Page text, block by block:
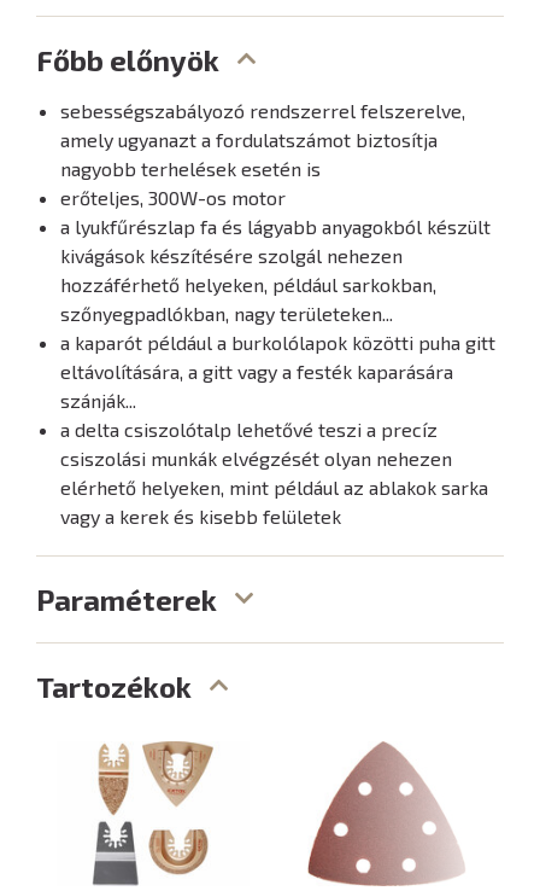
Főbb előnyök
sebességszabályozó rendszerrel felszerelve,
amely ugyanazt a fordulatszámot biztosítja
nagyobb terhelések esetén is
erőteljes, 300W-os motor
a lyukfűrészlap fa és lágyabb anyagokból készült
kivágások készítésére szolgál nehezen
hozzáférhető helyeken, például sarkokban,
szőnyegpadlókban, nagy területeken...
a kaparót például a burkolólapok közötti puha gitt
eltávolítására, a gitt vagy a festék kaparására
szánják...
a delta csiszolótalp lehetővé teszi a precíz
csiszolási munkák elvégzését olyan nehezen
elérhető helyeken, mint például az ablakok sarka
vagy a kerek és kisebb felületek
Paraméterek
Tartozékok